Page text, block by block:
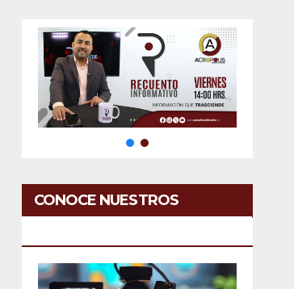
CONOCE NUESTROS